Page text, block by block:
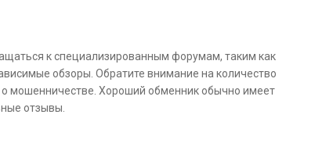
к специализированным форумам, таким как
обзоры. Обратите внимание на количество
мошенничестве. Хороший обменник обычно имеет
отзывы.